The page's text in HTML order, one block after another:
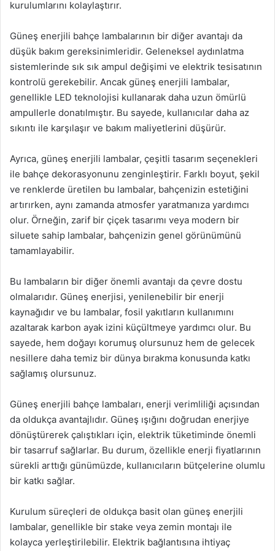
kurulumlarını kolaylaştırır.
Güneş enerjili bahçe lambalarının bir diğer avantajı da
düşük bakım gereksinimleridir. Geleneksel aydınlatma
sistemlerinde sık sık ampul değişimi ve elektrik tesisatının
kontrolü gerekebilir. Ancak güneş enerjili lambalar,
genellikle LED teknolojisi kullanarak daha uzun ömürlü
ampullerle donatılmıştır. Bu sayede, kullanıcılar daha az
sıkıntı ile karşılaşır ve bakım maliyetlerini düşürür.
Ayrıca, güneş enerjili lambalar, çeşitli tasarım seçenekleri
ile bahçe dekorasyonunu zenginleştirir. Farklı boyut, şekil
ve renklerde üretilen bu lambalar, bahçenizin estetiğini
artırırken, aynı zamanda atmosfer yaratmanıza yardımcı
olur. Örneğin, zarif bir çiçek tasarımı veya modern bir
siluete sahip lambalar, bahçenizin genel görünümünü
tamamlayabilir.
Bu lambaların bir diğer önemli avantajı da çevre dostu
olmalarıdır. Güneş enerjisi, yenilenebilir bir enerji
kaynağıdır ve bu lambalar, fosil yakıtların kullanımını
azaltarak karbon ayak izini küçültmeye yardımcı olur. Bu
sayede, hem doğayı korumuş olursunuz hem de gelecek
nesillere daha temiz bir dünya bırakma konusunda katkı
sağlamış olursunuz.
Güneş enerjili bahçe lambaları, enerji verimliliği açısından
da oldukça avantajlıdır. Güneş ışığını doğrudan enerjiye
dönüştürerek çalıştıkları için, elektrik tüketiminde önemli
bir tasarruf sağlarlar. Bu durum, özellikle enerji fiyatlarının
sürekli arttığı günümüzde, kullanıcıların bütçelerine olumlu
bir katkı sağlar.
Kurulum süreçleri de oldukça basit olan güneş enerjili
lambalar, genellikle bir stake veya zemin montajı ile
kolayca yerleştirilebilir. Elektrik bağlantısına ihtiyaç